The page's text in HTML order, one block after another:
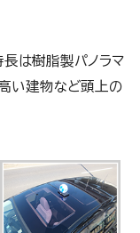
長は樹脂製パノラマ
い建物など頭上の